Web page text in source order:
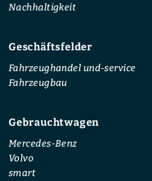
Nachhaltigkeit
Geschäftsfelder
Fahrzeughandel und-service
Fahrzeugbau
Gebrauchtwagen
Mercedes-Benz
Volvo
smart